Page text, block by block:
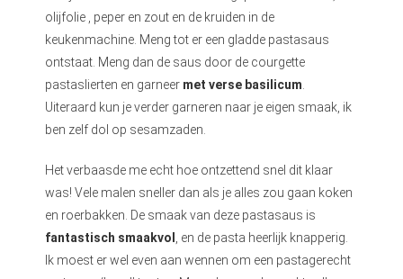
olijfolie , peper en zout en de kruiden in de
keukenmachine. Meng tot er een gladde pastasaus
ontstaat. Meng dan de saus door de courgette
pastaslierten en garneer met verse basilicum
Uiteraard kun je verder garneren naar je eigen smaak, ik
ben zelf dol op sesamzaden.
Het verbaasde me echt hoe ontzettend snel dit klaar
was! Vele malen sneller dan als je alles zou gaan koken
en roerbakken. De smaak van deze pastasaus is
fantastisch smaakvol
, en de pasta heerlijk knapperig.
Ik moest er wel even aan wennen om een pastagerecht